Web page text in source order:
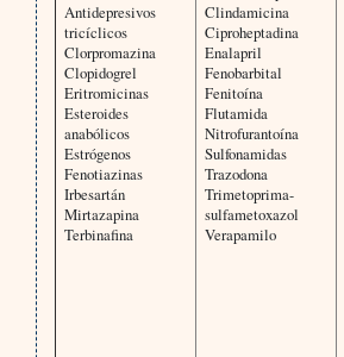
Antidepresivos
tricíclicos
Clorpromazina
Clopidogrel
Eritromicinas
Esteroides
anabólicos
Estrógenos
Fenotiazinas
Irbesartán
Mirtazapina
Terbinafina
Clindamicina
Ciproheptadina
Enalapril
Fenobarbital
Fenitoína
Flutamida
Nitrofurantoína
Sulfonamidas
Trazodona
Trimetoprima-
sulfametoxazol
Verapamilo